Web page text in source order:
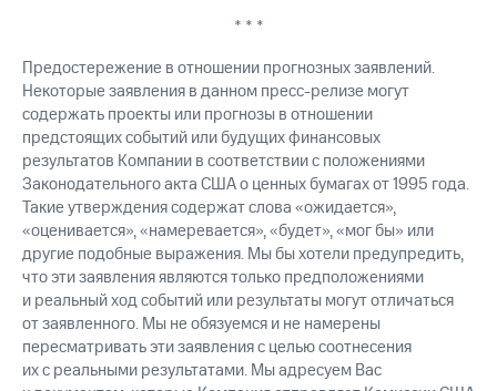
* * *
Предостережение в отношении прогнозных заявлений.
Некоторые заявления в данном пресс-релизе могут
содержать проекты или прогнозы в отношении
предстоящих событий или будущих финансовых
результатов Компании в соответствии с положениями
Законодательного акта США о ценных бумагах от 1995 года.
Такие утверждения содержат слова «ожидается»,
«оценивается», «намеревается», «будет», «мог бы» или
другие подобные выражения. Мы бы хотели предупредить,
что эти заявления являются только предположениями
и реальный ход событий или результаты могут отличаться
от заявленного. Мы не обязуемся и не намерены
пересматривать эти заявления с целью соотнесения
их с реальными результатами. Мы адресуем Вас